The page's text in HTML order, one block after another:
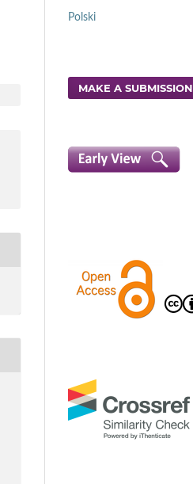
Polski
MAKE A SUBMISSION